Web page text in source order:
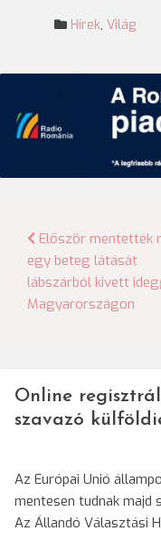
Hírek, Világ
Bejegyzés
navigáció
Először mentették
egy beteg látását
lábszárból kivett
Magyarországon
Online
szavazó
Az Európai Unió
mentesen tudnak majd
Az Állandó Választási